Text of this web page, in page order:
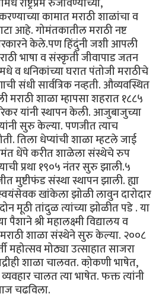
कामात मराठी शाळांचा व
आहे. गोमंतकातील मराठी नष्ट
केले.पण हिंदुंनी जशी आपली
भाषा व संस्कृती जीवापाड जतन
व धनिकांच्या घरात पंतोजी मराठीचे
संधी सार्वत्रिक नव्हती. औव्यवस्थित
शाळा म्हापसा शहरात १८८५
यांनी स्थापन केली. आजुबाजुच्या
सुरु केल्या. पणजीत त्याच
तिला धेप्यांची शाळा म्हटले जाई
धेंपे करीत शाळेला संस्थेचे रुप
प्रथा १९०५ नंतर सुरु झाली.५
मुष्टीफंड संस्था स्थापन झाली. ह्या
खांकेला झोळी लावुन दारोदार
मूठी तांदुळ त्यांच्या झोळीत पडे . या
पैशाने श्री महालक्ष्मी विद्यालय व
मराठी शाळा संस्थेने सुरु केल्या. २००८
महोत्सव मोठ्या उत्साहात साजरा
शाळा चालवत. को़कणी भाषेत,
चालत त्या भाषेत. फक्त त्यांनी
चढविला.